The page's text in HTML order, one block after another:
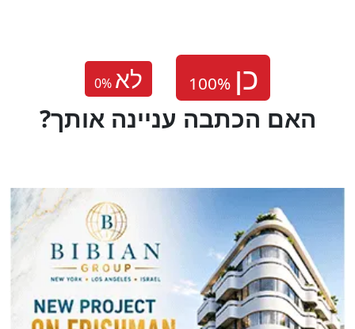
0% לא
?האם הכתבה עניינה אותך